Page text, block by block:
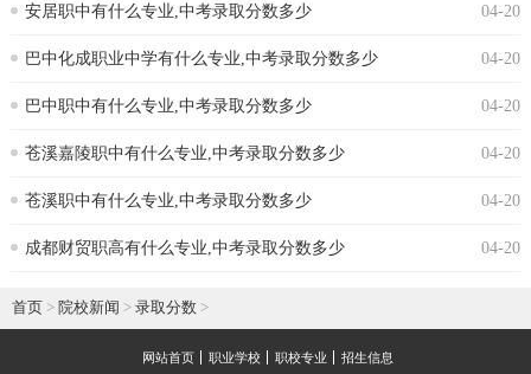
安居职中有什么专业,中考录取分数多少 04-20
巴中化成职业中学有什么专业,中考录取分数多少 04-20
巴中职中有什么专业,中考录取分数多少 04-20
苍溪嘉陵职中有什么专业,中考录取分数多少 04-20
苍溪职中有什么专业,中考录取分数多少 04-20
成都财贸职高有什么专业,中考录取分数多少 04-20
首页 > 院校新闻 > 录取分数 >
网站首页 职业学校 职校专业 招生信息